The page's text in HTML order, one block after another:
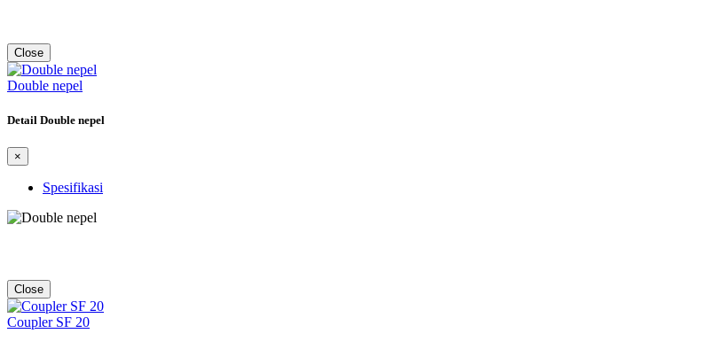
Close
Double nepel
Detail Double nepel
×
Spesifikasi
Close
Coupler SF 20